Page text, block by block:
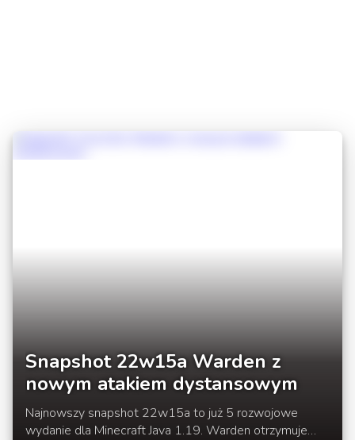
Snapshot 22w15a Warden z
nowym atakiem dystansowym
Najnowszy snapshot 22w15a to już 5 rozwojowe
wydanie dla Minecraft Java 1.19. Warden otrzymuje